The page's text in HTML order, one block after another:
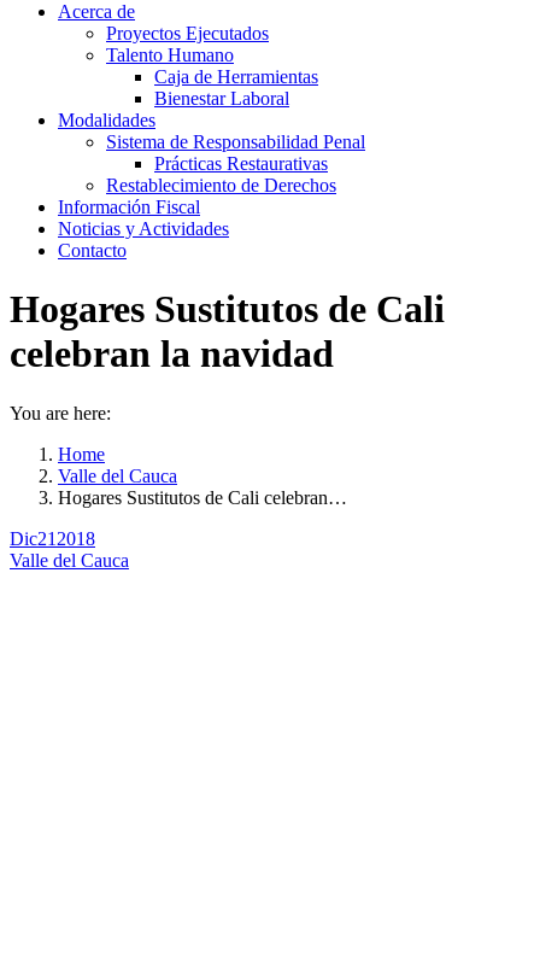
Acerca de
Proyectos Ejecutados
Talento Humano
Caja de Herramientas
Bienestar Laboral
Modalidades
Sistema de Responsabilidad Penal
Prácticas Restaurativas
Restablecimiento de Derechos
Información Fiscal
Noticias y Actividades
Contacto
Hogares Sustitutos de Cali
celebran la navidad
You are here:
Home
Valle del Cauca
Hogares Sustitutos de Cali celebran…
Dic21 2018
Valle del Cauca